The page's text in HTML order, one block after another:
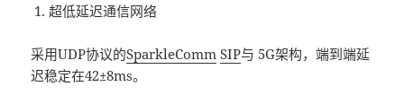
超低延迟通信网络
采用UDP协议的SparkleComm SIP与 5G架构，端到端延
迟稳定在42±8ms。